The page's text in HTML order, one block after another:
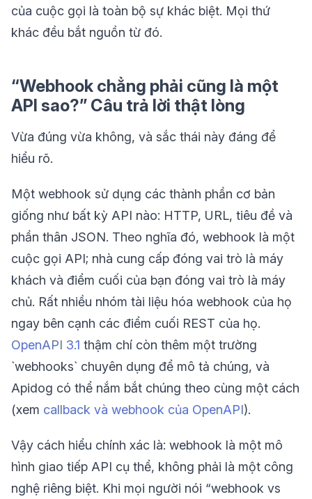
của cuộc gọi là toàn bộ sự khác biệt. Mọi thứ
khác đều bắt nguồn từ đó.
“Webhook chẳng phải cũng là một
API sao?” Câu trả lời thật lòng
Vừa đúng vừa không, và sắc thái này đáng để
hiểu rõ.
Một webhook sử dụng các thành phần cơ bản
giống như bất kỳ API nào: HTTP, URL, tiêu đề và
phần thân JSON. Theo nghĩa đó, webhook là một
cuộc gọi API; nhà cung cấp đóng vai trò là máy
khách và điểm cuối của bạn đóng vai trò là máy
chủ. Rất nhiều nhóm tài liệu hóa webhook của họ
ngay bên cạnh các điểm cuối REST của họ.
OpenAPI 3.1 thậm chí còn thêm một trường
`webhooks` chuyên dụng để mô tả chúng, và
Apidog có thể nắm bắt chúng theo cùng một cách
(xem callback và webhook của OpenAPI).
Vậy cách hiểu chính xác là: webhook là một mô
hình giao tiếp API cụ thể, không phải là một công
nghệ riêng biệt. Khi mọi người nói “webhook vs